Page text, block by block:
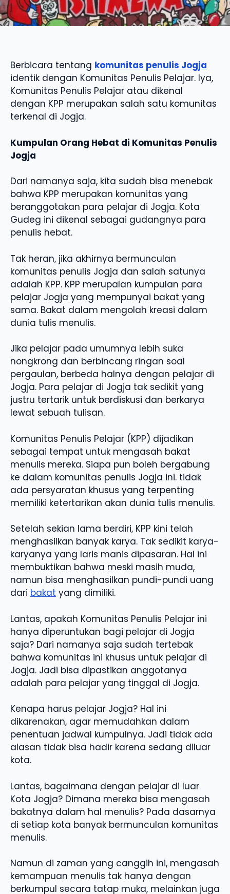
Berbicara tentang komunitas penulis Jogja
identik dengan Komunitas Penulis Pelajar. Iya,
Komunitas Penulis Pelajar atau dikenal
dengan KPP merupakan salah satu komunitas
terkenal di Jogja.
Kumpulan Orang Hebat di Komunitas Penulis
Jogja
Dari namanya saja, kita sudah bisa menebak
bahwa KPP merupakan komunitas yang
beranggotakan para pelajar di Jogja. Kota
Gudeg ini dikenal sebagai gudangnya para
penulis hebat.
Tak heran, jika akhirnya bermunculan
komunitas penulis Jogja dan salah satunya
adalah KPP. KPP merupalan kumpulan para
pelajar Jogja yang mempunyai bakat yang
sama. Bakat dalam mengolah kreasi dalam
dunia tulis menulis.
Jika pelajar pada umumnya lebih suka
nongkrong dan berbincang ringan soal
pergaulan, berbeda halnya dengan pelajar di
Jogja. Para pelajar di Jogja tak sedikit yang
justru tertarik untuk berdiskusi dan berkarya
lewat sebuah tulisan.
Komunitas Penulis Pelajar (KPP) dijadikan
sebagai tempat untuk mengasah bakat
menulis mereka. Siapa pun boleh bergabung
ke dalam komunitas penulis Jogja ini. tidak
ada persyaratan khusus yang terpenting
memiliki ketertarikan akan dunia tulis menulis.
Setelah sekian lama berdiri, KPP kini telah
menghasilkan banyak karya. Tak sedikit karya-
karyanya yang laris manis dipasaran. Hal ini
membuktikan bahwa meski masih muda,
namun bisa menghasilkan pundi-pundi uang
dari bakat yang dimiliki.
Lantas, apakah Komunitas Penulis Pelajar ini
hanya diperuntukan bagi pelajar di Jogja
saja? Dari namanya saja sudah tertebak
bahwa komunitas ini khusus untuk pelajar di
Jogja. Jadi bisa dipastikan anggotanya
adalah para pelajar yang tinggal di Jogja.
Kenapa harus pelajar Jogja? Hal ini
dikarenakan, agar memudahkan dalam
penentuan jadwal kumpulnya. Jadi tidak ada
alasan tidak bisa hadir karena sedang diluar
kota.
Lantas, bagaimana dengan pelajar di luar
Kota Jogja? Dimana mereka bisa mengasah
bakatnya dalam hal menulis? Pada dasarnya
di setiap kota banyak bermunculan komunitas
menulis.
Namun di zaman yang canggih ini, mengasah
kemampuan menulis tak hanya dengan
berkumpul secara tatap muka, melainkan juga